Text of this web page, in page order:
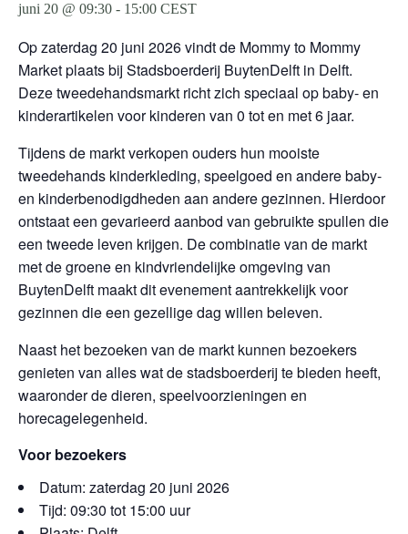
juni 20 @ 09:30 - 15:00 CEST
Op zaterdag 20 juni 2026 vindt de Mommy to Mommy
Market plaats bij Stadsboerderij BuytenDelft in Delft.
Deze tweedehandsmarkt richt zich speciaal op baby- en
kinderartikelen voor kinderen van 0 tot en met 6 jaar.
Tijdens de markt verkopen ouders hun mooiste
tweedehands kinderkleding, speelgoed en andere baby-
en kinderbenodigdheden aan andere gezinnen. Hierdoor
ontstaat een gevarieerd aanbod van gebruikte spullen die
een tweede leven krijgen. De combinatie van de markt
met de groene en kindvriendelijke omgeving van
BuytenDelft maakt dit evenement aantrekkelijk voor
gezinnen die een gezellige dag willen beleven.
Naast het bezoeken van de markt kunnen bezoekers
genieten van alles wat de stadsboerderij te bieden heeft,
waaronder de dieren, speelvoorzieningen en
horecagelegenheid.
Voor bezoekers
Datum: zaterdag 20 juni 2026
Tijd: 09:30 tot 15:00 uur